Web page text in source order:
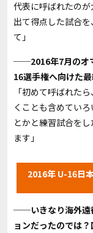
代表に呼ばれたの
出て得点した試合
て」
──2016年7月のオ
16選手権へ向けた
「初めて呼ばれた
くことも含めてい
とかと練習試合を
ます」
2016年 U-16日
──いきなり海外遠
ョンだったのでは